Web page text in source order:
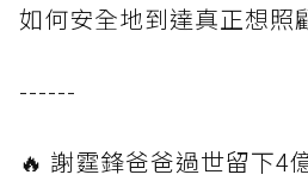
如何安全地到達真正想照
------
🔥 謝霆鋒爸爸過世留下4